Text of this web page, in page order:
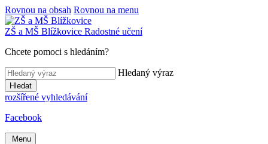
Rovnou na obsah Rovnou na menu
ZŠ a MŠ Blížkovice Radostné učení
Chcete pomoci s hledáním?
Hledaný výraz
Hledat
rozšířené vyhledávání
Facebook
Menu